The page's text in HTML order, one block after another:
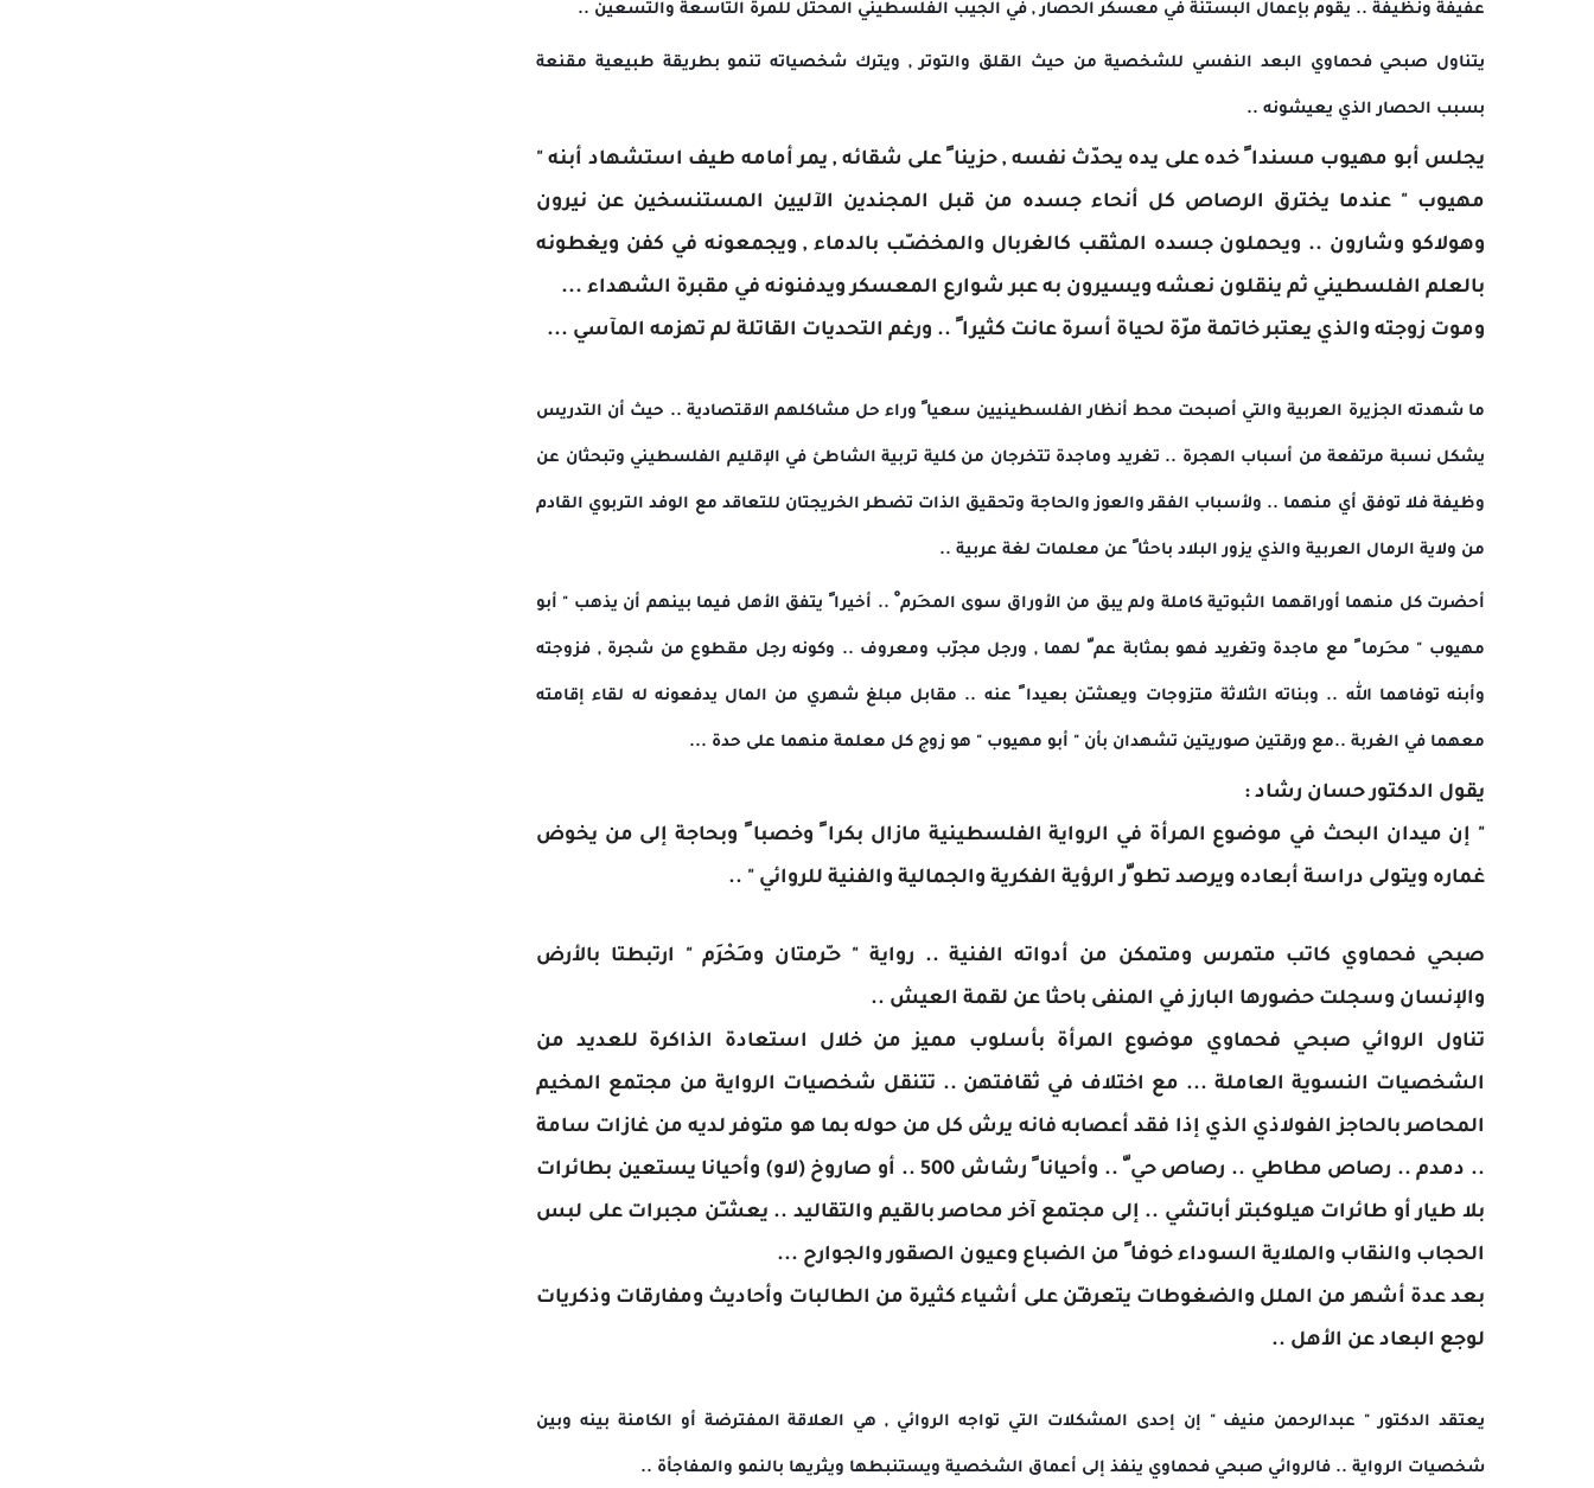
عفيفة ونظيفة .. يقوم بإعمال البستنة في معسكر الحصار , في الجيب الفلسطيني المحتل للمرة التاسعة والتسعين ..
يتناول صبحي فحماوي البعد النفسي للشخصية من حيث القلق والتوتر , ويترك شخصياته تنمو بطريقة طبيعية مقنعة
بسبب الحصار الذي يعيشونه ..
يجلس أبو مهيوب مسندا ً خده على يده يحدّث نفسه , حزينا ً على شقائه , يمر أمامه طيف استشهاد أبنه "
مهيوب " عندما يخترق الرصاص كل أنحاء جسده من قبل المجندين الآليين المستنسخين عن نيرون
وهولاكو وشارون .. ويحملون جسده المثقب كالغربال والمخضـّب بالدماء , ويجمعونه في كفن ويغطونه
بالعلم الفلسطيني ثم ينقلون نعشه ويسيرون به عبر شوارع المعسكر ويدفنونه في مقبرة الشهداء ...
وموت زوجته والذي يعتبر خاتمة مرّة لحياة أسرة عانت كثيرا ً .. ورغم التحديات القاتلة لم تهزمه المآسي ...
ما شهدته الجزيرة العربية والتي أصبحت محط أنظار الفلسطينيين سعيا ً وراء حل مشاكلهم الاقتصادية .. حيث أن التدريس
يشكل نسبة مرتفعة من أسباب الهجرة .. تغريد وماجدة تتخرجان من كلية تربية الشاطئ في الإقليم الفلسطيني وتبحثان عن
وظيفة فلا توفق أي منهما .. ولأسباب الفقر والعوز والحاجة وتحقيق الذات تضطر الخريجتان للتعاقد مع الوفد التربوي القادم
من ولاية الرمال العربية والذي يزور البلاد باحثا ً عن معلمات لغة عربية ..
أحضرت كل منهما أوراقهما الثبوتية كاملة ولم يبق من الأوراق سوى المحـَرم ْ .. أخيرا ً يتفق الأهل فيما بينهم أن يذهب " أبو
مهيوب " محـَرما ً مع ماجدة وتغريد فهو بمثابة عم ّ لهما , ورجل مجرّب ومعروف .. وكونه رجل مقطوع من شجرة , فزوجته
وأبنه توفاهما الله .. وبناته الثلاثة متزوجات ويعشـّن بعيدا ً عنه .. مقابل مبلغ شهري من المال يدفعونه له لقاء إقامته
معهما في الغربة ..مع ورقتين صوريتين تشهدان بأن " أبو مهيوب " هو زوج كل معلمة منهما على حدة ...
يقول الدكتور حسان رشاد :
" إن ميدان البحث في موضوع المرأة في الرواية الفلسطينية مازال بكرا ً وخصبا ً وبحاجة إلى من يخوض
غماره ويتولى دراسة أبعاده ويرصد تطو ّر الرؤية الفكرية والجمالية والفنية للروائي " ..
صبحي فحماوي كاتب متمرس ومتمكن من أدواته الفنية .. رواية " حـّرمتان ومـَحْرَم " ارتبطتا بالأرض
والإنسان وسجلت حضورها البارز في المنفى باحثا عن لقمة العيش ..
تناول الروائي صبحي فحماوي موضوع المرأة بأسلوب مميز من خلال استعادة الذاكرة للعديد من
الشخصيات النسوية العاملة ... مع اختلاف في ثقافتهن .. تتنقل شخصيات الرواية من مجتمع المخيم
المحاصر بالحاجز الفولاذي الذي إذا فقد أعصابه فانه يرش كل من حوله بما هو متوفر لديه من غازات سامة
.. دمدم .. رصاص مطاطي .. رصاص حي ّ .. وأحيانا ً رشاش 500 .. أو صاروخ (لاو) وأحيانا يستعين بطائرات
بلا طيار أو طائرات هيلوكبتر أباتشي .. إلى مجتمع آخر محاصر بالقيم والتقاليد .. يعشـّن مجبرات على لبس
الحجاب والنقاب والملاية السوداء خوفا ً من الضباع وعيون الصقور والجوارح ...
بعد عدة أشهر من الملل والضغوطات يتعرفـّن على أشياء كثيرة من الطالبات وأحاديث ومفارقات وذكريات
لوجع البعاد عن الأهل ..
يعتقد الدكتور " عبدالرحمن منيف " إن إحدى المشكلات التي تواجه الروائي , هي العلاقة المفترضة أو الكامنة بينه وبين
شخصيات الرواية .. فالروائي صبحي فحماوي ينفذ إلى أعماق الشخصية ويستنبطها ويثريها بالنمو والمفاجأة ..